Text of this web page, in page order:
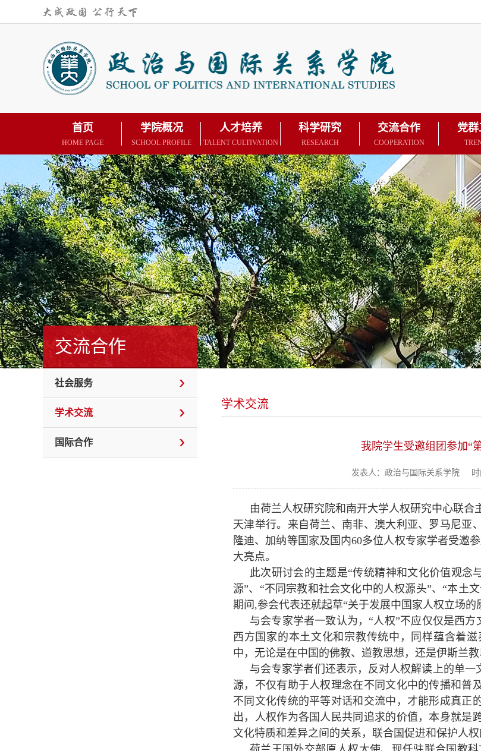
首页
HOME PAGE
学院概况
SCHOOL PROFILE
人才培养
TALENT CULTIVATION
科学研究
RESEARCH
交流合作
COOPERATION
党
交流合作
社会服务
学术交流
国际合作
学术交流
我院学生受邀组团参加“
发表人：政治与国际关系学院
由荷兰人权研究院和南开大学人权研究中心联合
天津举行。来自荷兰、南非、澳大利亚、罗马尼亚
隆迪、加纳等国家及国内60多位人权专家学者受邀
大亮点。
此次研讨会的主题是“传统精神和文化价值观念
源”、“不同宗教和社会文化中的人权源头”、“本土
期间,参会代表还就起草“关于发展中国家人权立场的
与会专家学者一致认为，“人权”不应仅仅是西
西方国家的本土文化和宗教传统中，同样蕴含着
中，无论是在中国的佛教、道教思想，还是伊斯兰
与会专家学者们还表示，反对人权解读上的单
源，不仅有助于人权理念在不同文化中的传播和普
不同文化传统的平等对话和交流中，才能形成真正
出，人权作为各国人民共同追求的价值，本身就是
文化特质和差异之间的关系，联合国促进和保护人